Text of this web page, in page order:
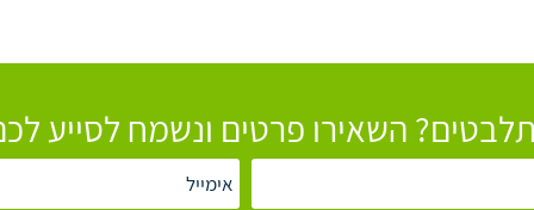
השאירו פרטים ונשמח לסייע